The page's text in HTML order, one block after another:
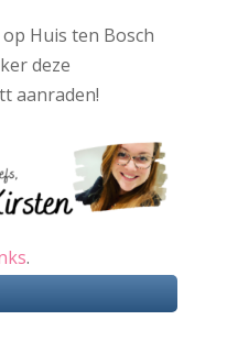
Huis ten Bosch
deze
aanraden!
.